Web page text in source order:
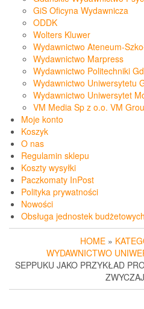
GiS Oficyna Wydawnicza
ODDK
Wolters Kluwer
Wydawnictwo Ateneum-
Wydawnictwo Marpress
Wydawnictwo Politechniki
Wydawnictwo Uniwersytetu
Wydawnictwo Uniwersytet
VM Media Sp z o.o. VM
Moje konto
Koszyk
O nas
Regulamin sklepu
Koszty wysyłki
Paczkomaty InPost
Polityka prywatności
Nowości
Obsługa jednostek budżetowych
HOME »
WYDAWNICTWO
SEPPUKU JAKO PRZYKŁAD